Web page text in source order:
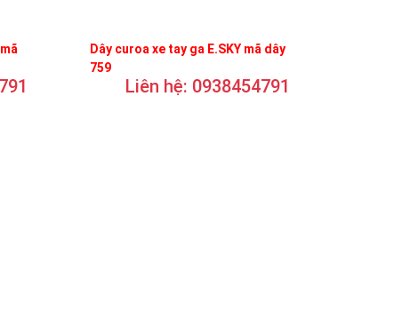
Dây curoa xe tay ga E.SKY mã dây
759
Liên hệ: 0938454791